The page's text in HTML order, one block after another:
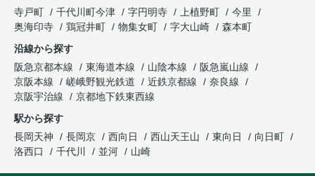
寺戸町
千代川町今津 字円明寺 上植野町
今里
奥海印寺
鶏冠井町 物集女町 字大山崎
森本町
沿線から探す
阪急京都本線
東海道本線 山陰本線
阪急嵐山線
京阪本線
嵯峨野観光鉄道 近鉄京都線
奈良線
京阪宇治線
京都地下鉄東西線
駅から探す
長岡天神
長岡京 西向日 西山天王山 東向日
向日町
洛西口
千代川 並河 山崎